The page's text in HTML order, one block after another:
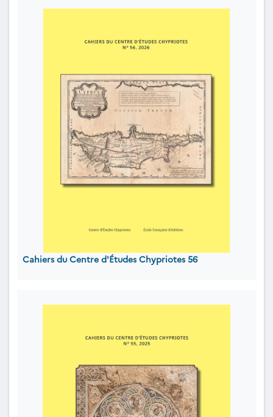
Cahiers du Centre d'Études Chypriotes 56